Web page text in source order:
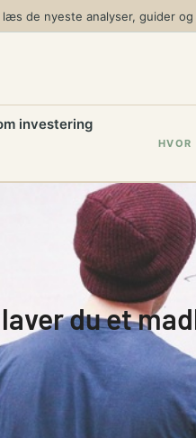
de nyeste analyser, guider
investering
HVOR
du et